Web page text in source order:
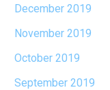
December 2019
November 2019
October 2019
September 2019